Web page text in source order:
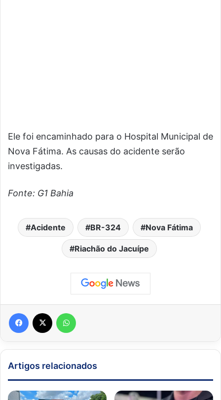
Ele foi encaminhado para o Hospital Municipal de
Nova Fátima. As causas do acidente serão
investigadas.
Fonte: G1 Bahia
Acidente BR-324 Nova Fátima
Riachão do Jacuípe
Facebook
Artigos relacionados